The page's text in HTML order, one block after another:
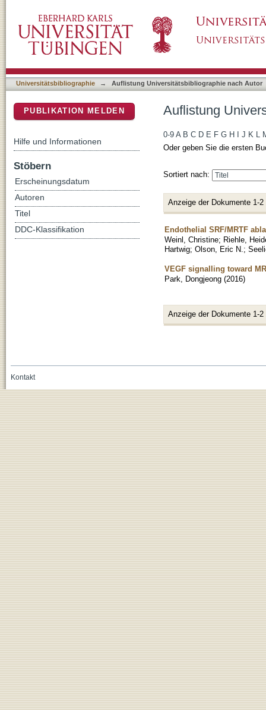
Universitätsbibliographie → Auflistung Universitätsbibliographie nach Autor
Auflistung
0-9 A B C D E F G H J K L
Oder geben Sie die ersten
Sortiert nach:
Anzeige der Dokumente 1-2
Endothelial SRF/MRTF
Weinl, Christine; Riehle,
Hartwig; Olson, Eric N. ;
VEGF signalling toward
Park, Dongjeong (2016)
Anzeige der Dokumente 1-2
PUBLIKATION MELDEN
Hilfe und Informationen
Stöbern
Erscheinungsdatum
Autoren
Titel
DDC-Klassifikation
Kontakt